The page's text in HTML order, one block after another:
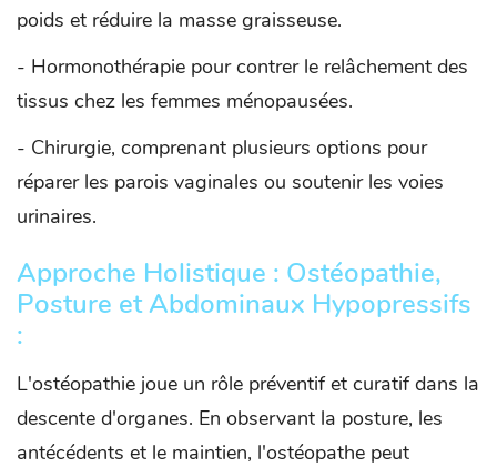
poids et réduire la masse graisseuse.
- Hormonothérapie pour contrer le relâchement des
tissus chez les femmes ménopausées.
- Chirurgie, comprenant plusieurs options pour
réparer les parois vaginales ou soutenir les voies
urinaires.
Approche Holistique : Ostéopathie,
Posture et Abdominaux Hypopressifs
:
L'ostéopathie joue un rôle préventif et curatif dans la
descente d'organes. En observant la posture, les
antécédents et le maintien, l'ostéopathe peut